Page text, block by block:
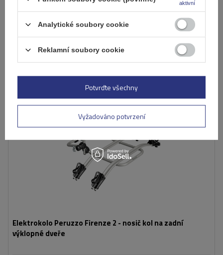
Přidat
Elektrokolo Peruzzo Firenze 2 - nosič kol na zadní
výklopné dveře
45 kg
kompatibilní s elektrokoly
hliníková konstrukce
aktivní
Analytické soubory cookie
Reklamní soubory cookie
Vyžadováno potvrzení
Potvrďte všechny